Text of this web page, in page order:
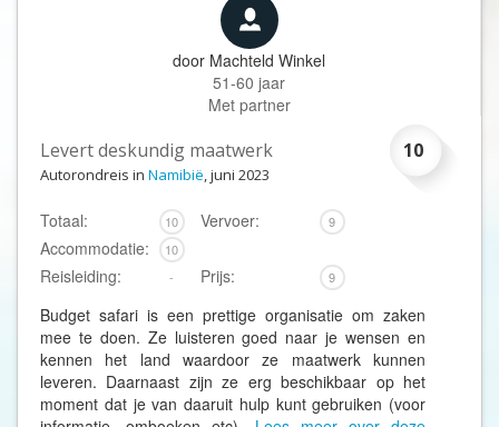
door Machteld Winkel
51-60 jaar
Met partner
10
Levert deskundig maatwerk
Autorondreis in Namibië, juni 2023
Totaal: 10 Vervoer: 9
Accommodatie: 10
Reisleiding: - Prijs: 9
Budget safari is een prettige organisatie om zaken
mee te doen. Ze luisteren goed naar je wensen en
kennen het land waardoor ze maatwerk kunnen
leveren. Daarnaast zijn ze erg beschikbaar op het
moment dat je van daaruit hulp kunt gebruiken (voor